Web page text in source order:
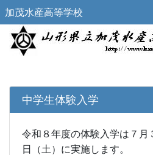
加茂水産高等学校
中学生体験入学
令和８年度の体験入学は７月
日（土）に実施します。